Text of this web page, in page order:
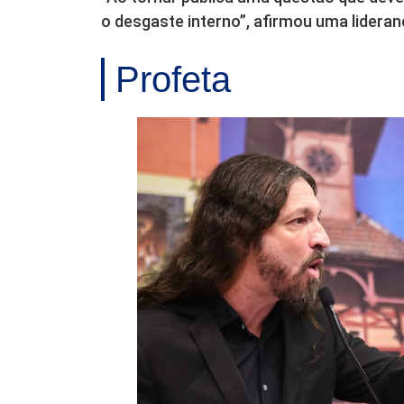
o desgaste interno”, afirmou uma
Profeta